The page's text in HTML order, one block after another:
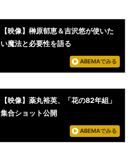
【映像】榊原郁恵＆吉沢悠が使いた
い魔法と必要性を語る
ABEMAでみる
【映像】薬丸裕英、「花の82年組」
集合ショット公開
ABEMAでみる